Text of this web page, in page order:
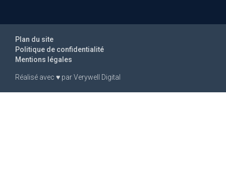
Réalisé avec ♥ parVerywell Digital
Mentions légales
Politique de confidentialité
Plan du site